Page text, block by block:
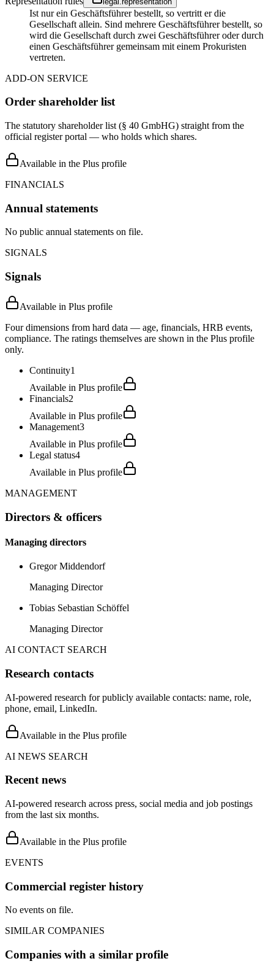
Ist nur ein Geschäftsführer bestellt, so vertritt er die
Gesellschaft allein. Sind mehrere Geschäftsführer bestellt, so
wird die Gesellschaft durch zwei Geschäftsführer oder durch
einen Geschäftsführer gemeinsam mit einem Prokuristen
vertreten.
ADD-ON SERVICE
Order shareholder list
The statutory shareholder list (§ 40 GmbHG) straight from the
official register portal — who holds which shares.
Available in the Plus profile
FINANCIALS
Annual statements
No public annual statements on file.
SIGNALS
Signals
Available in Plus profile
Four dimensions from hard data — age, financials, HRB events,
compliance. The ratings themselves are shown in the Plus profile
only.
Continuity1
Available in Plus profile
Financials2
Available in Plus profile
Management3
Available in Plus profile
Legal status4
Available in Plus profile
MANAGEMENT
Directors & officers
Managing directors
Gregor Middendorf
Managing Director
Tobias Sebastian Schöffel
Managing Director
AI CONTACT SEARCH
Research contacts
AI-powered research for publicly available contacts: name, role,
phone, email, LinkedIn.
Available in the Plus profile
AI NEWS SEARCH
Recent news
AI-powered research across press, social media and job postings
from the last six months.
Available in the Plus profile
EVENTS
Commercial register history
No events on file.
SIMILAR COMPANIES
Companies with a similar profile